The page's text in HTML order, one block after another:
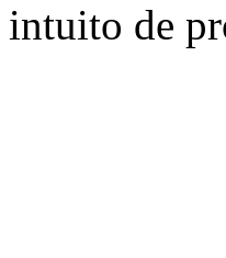
intuito de